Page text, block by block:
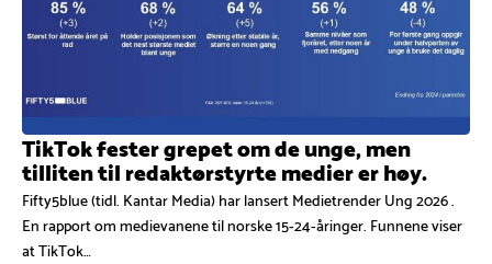
TikTok fester grepet om de unge, men
tilliten til redaktørstyrte medier er høy.
Fifty5blue (tidl. Kantar Media) har lansert Medietrender Ung 2026 .
En rapport om medievanene til norske 15-24-åringer. Funnene viser
at TikTok…